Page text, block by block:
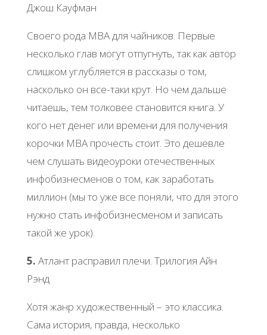
Джош Кауфман
Своего рода MBA для чайников. Первые
несколько глав могут отпугнуть, так как автор
слишком углубляется в рассказы о том,
насколько он все-таки крут. Но чем дальше
читаешь, тем толковее становится книга. У
кого нет денег или времени для получения
корочки MBA прочесть стоит. Это дешевле
чем слушать видеоуроки отечественных
инфобизнесменов о том, как заработать
миллион (мы то уже все поняли, что для этого
нужно стать инфобизнесменом и записать
такой же урок).
5. Атлант расправил плечи. Трилогия Айн
Рэнд
Хотя жанр художественный – это классика.
Сама история, правда, несколько